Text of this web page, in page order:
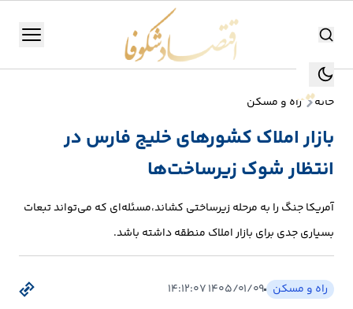
جستجو جستجو
منو
تولید
صنعت
انرژی
بانک،
خانه راه و مسکن
بازار املاک کشورهای خلیج فارس در
انتظار شوک زیرساخت‌ها
آمریکا جنگ را به مرحله زیرساختی کشاند،مسئله‌ای که می‌تواند تبعات
بسیاری جدی برای بازار املاک منطقه داشته باشد.
راه و مسکن ۱۴۰۵/۰۱/۰۹ ۱۴:۱۲:۰۷